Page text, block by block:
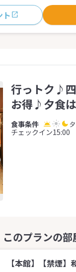
ト
行っトク♪
お得♪夕食
チェックイン15:00
【本館】【禁煙